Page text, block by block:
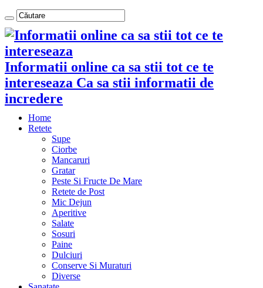
Informatii online ca sa stii tot ce te
intereseaza Ca sa stii informatii de
incredere
Home
Retete
Supe
Ciorbe
Mancaruri
Gratar
Peste Si Fructe De Mare
Retete de Post
Mic Dejun
Aperitive
Salate
Sosuri
Paine
Dulciuri
Conserve Si Muraturi
Diverse